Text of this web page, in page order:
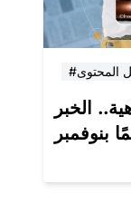
المحتوى
الخبر
بنوفمبر